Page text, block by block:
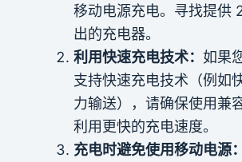
移动电源充电。寻找提供
出的充电器。
利用快速充电技术： 如果
支持快速充电技术（例如
力输送），请确保使用兼
利用更快的充电速度。
充电时避免使用移动电源：